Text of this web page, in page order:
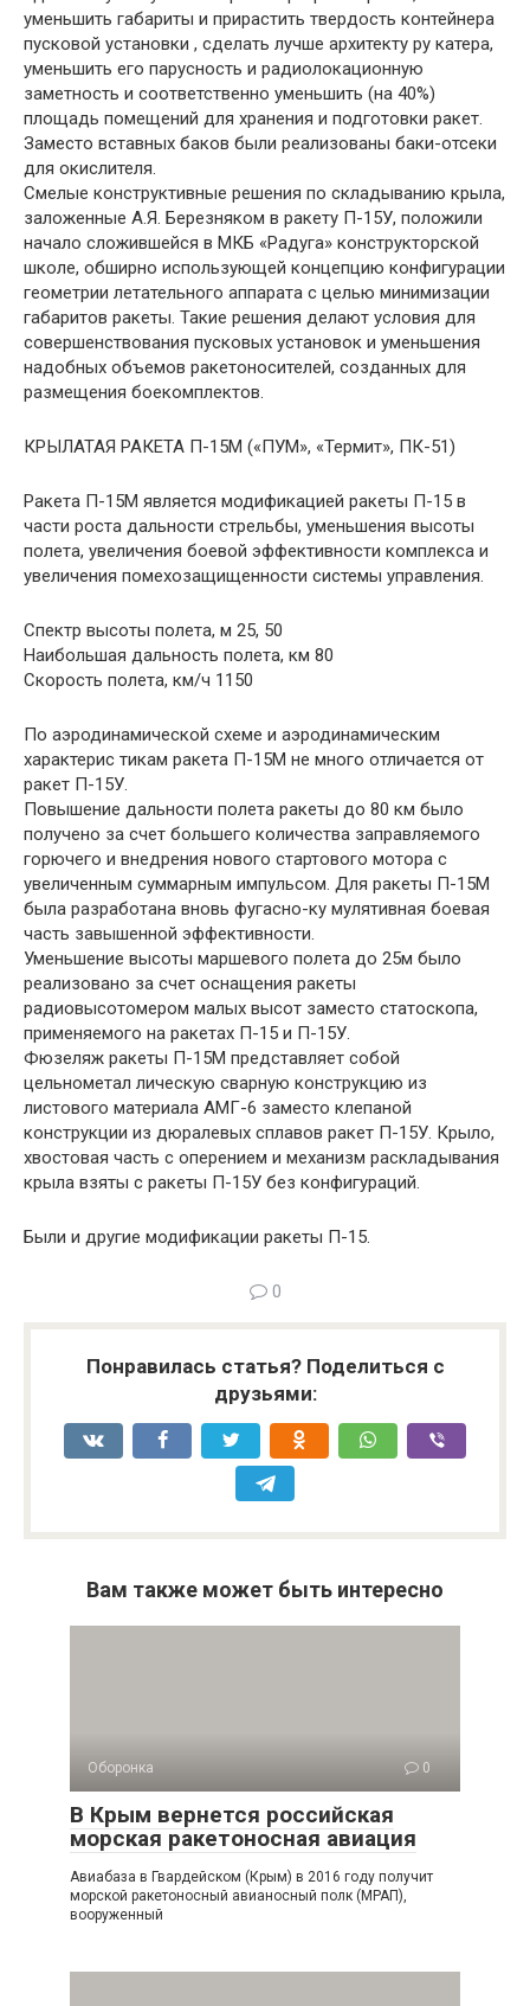
уменьшить габариты и прирастить твердость контейнера
пусковой установки , сделать лучше архитекту ру катера,
уменьшить его парусность и радиолокационную
заметность и соответственно уменьшить (на 40%)
площадь помещений для хранения и подготовки ракет.
Заместо вставных баков были реализованы баки-отсеки
для окислителя.
Смелые конструктивные решения по складыванию крыла,
заложенные А.Я. Березняком в ракету П-15У, положили
начало сложившейся в МКБ «Радуга» конструкторской
школе, обширно использующей концепцию конфигурации
геометрии летательного аппарата с целью минимизации
габаритов ракеты. Такие решения делают условия для
совершенствования пусковых установок и уменьшения
надобных объемов ракетоносителей, созданных для
размещения боекомплектов.
КРЫЛАТАЯ РАКЕТА П-15М («ПУМ», «Термит», ПК-51)
Ракета П-15М является модификацией ракеты П-15 в
части роста дальности стрельбы, уменьшения высоты
полета, увеличения боевой эффективности комплекса и
увеличения помехозащищенности системы управления.
Спектр высоты полета, м 25, 50
Наибольшая дальность полета, км 80
Скорость полета, км/ч 1150
По аэродинамической схеме и аэродинамическим
характерис тикам ракета П-15М не много отличается от
ракет П-15У.
Повышение дальности полета ракеты до 80 км было
получено за счет большего количества заправляемого
горючего и внедрения нового стартового мотора с
увеличенным суммарным импульсом. Для ракеты П-15М
была разработана вновь фугасно-ку мулятивная боевая
часть завышенной эффективности.
Уменьшение высоты маршевого полета до 25м было
реализовано за счет оснащения ракеты
радиовысотомером малых высот заместо статоскопа,
применяемого на ракетах П-15 и П-15У.
Фюзеляж ракеты П-15М представляет собой
цельнометал лическую сварную конструкцию из
листового материала АМГ-6 заместо клепаной
конструкции из дюралевых сплавов ракет П-15У. Крыло,
хвостовая часть с оперением и механизм раскладывания
крыла взяты с ракеты П-15У без конфигураций.
Были и другие модификации ракеты П-15.
0
Понравилась статья? Поделиться с
друзьями:
Вам также может быть интересно
Оборонка 0
В Крым вернется российская
морская ракетоносная авиация
Авиабаза в Гвардейском (Крым) в 2016 году получит
морской ракетоносный авианосный полк (МРАП),
вооруженный